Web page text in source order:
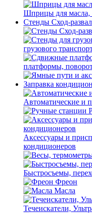
Шприцы для масла,
Стенды Сход-развал
грузового
платформы,
Заправка
Автоматические и
Аксессуары и
кондиционеров
Быстросъемы,
Фреон
Масла
Течеискатели,